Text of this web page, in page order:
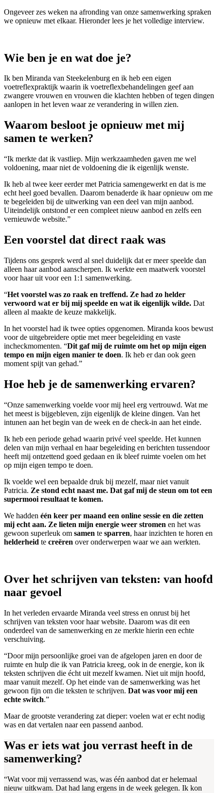
Ongeveer zes weken na afronding van onze samenwerking spraken
we opnieuw met elkaar. Hieronder lees je het volledige interview.
Wie ben je en wat doe je?
Ik ben Miranda van Steekelenburg en ik heb een eigen
voetreflexpraktijk waarin ik voetreflexbehandelingen geef aan
zwangere vrouwen en vrouwen die klachten hebben of tegen dingen
aanlopen in het leven waar ze verandering in willen zien.
Waarom besloot je opnieuw met mij
samen te werken?
“Ik merkte dat ik vastliep. Mijn werkzaamheden gaven me wel
voldoening, maar niet de voldoening die ik eigenlijk wenste.
Ik heb al twee keer eerder met Patricia samengewerkt en dat is me
echt heel goed bevallen. Daarom benaderde ik haar opnieuw om me
te begeleiden bij de uitwerking van een deel van mijn aanbod.
Uiteindelijk ontstond er een compleet nieuw aanbod en zelfs een
vernieuwde website.”
Een voorstel dat direct raak was
Tijdens ons gesprek werd al snel duidelijk dat er meer speelde dan
alleen haar aanbod aanscherpen. Ik werkte een maatwerk voorstel
voor haar uit voor een 1:1 samenwerking.
“Het voorstel was zo raak en treffend. Ze had zo helder
verwoord wat er bij mij speelde en wat ik eigenlijk wilde. Dat
alleen al maakte de keuze makkelijk.
In het voorstel had ik twee opties opgenomen. Miranda koos bewust
voor de uitgebreidere optie met meer begeleiding en vaste
incheckmomenten. “Dit gaf mij de ruimte om het op mijn eigen
tempo en mijn eigen manier te doen. Ik heb er dan ook geen
moment spijt van gehad.”
Hoe heb je de samenwerking ervaren?
“Onze samenwerking voelde voor mij heel erg vertrouwd. Wat me
het meest is bijgebleven, zijn eigenlijk de kleine dingen. Van het
intunen aan het begin van de week en de check-in aan het einde.
Ik heb een periode gehad waarin privé veel speelde. Het kunnen
delen van mijn verhaal en haar begeleiding en berichten tussendoor
heeft mij ontzettend goed gedaan en ik bleef ruimte voelen om het
op mijn eigen tempo te doen.
Ik voelde wel een bepaalde druk bij mezelf, maar niet vanuit
Patricia. Ze stond echt naast me. Dat gaf mij de steun om tot een
supermooi resultaat te komen.
We hadden één keer per maand een online sessie en die zetten
mij echt aan. Ze lieten mijn energie weer stromen en het was
gewoon superleuk om samen te sparren, haar inzichten te horen en
helderheid te creëren over onderwerpen waar we aan werkten.
Over het schrijven van teksten: van hoofd
naar gevoel
In het verleden ervaarde Miranda veel stress en onrust bij het
schrijven van teksten voor haar website. Daarom was dit een
onderdeel van de samenwerking en ze merkte hierin een echte
verschuiving.
“Door mijn persoonlijke groei van de afgelopen jaren en door de
ruimte en hulp die ik van Patricia kreeg, ook in de energie, kon ik
teksten schrijven die écht uit mezelf kwamen. Niet uit mijn hoofd,
maar vanuit mezelf. Op het einde van de samenwerking was het
gewoon fijn om die teksten te schrijven. Dat was voor mij een
echte switch.”
Maar de grootste verandering zat dieper: voelen wat er echt nodig
was en dat vertalen naar een passend aanbod.
Was er iets wat jou verrast heeft in de
samenwerking?
“Wat voor mij verrassend was, was één aanbod dat er helemaal
nieuw uitkwam. Dat had lang ergens in de week gelegen. Ik kon